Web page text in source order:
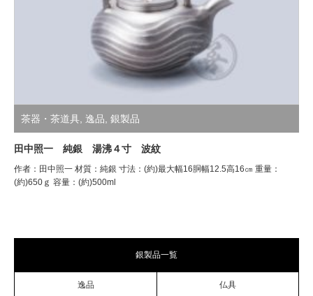
茶器・茶道具 逸品 銀製品
田中照一 純銀 湯沸４寸 波紋
作者：田中照一 材質：純銀 寸法：(約)最大幅16胴幅12.5高16㎝ 重量：
(約)650ｇ 容量：(約)500ml
銀製品一覧
逸品 仏具